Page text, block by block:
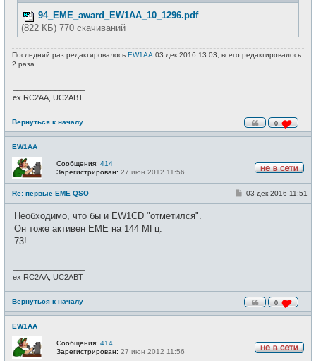
0
94_EME_award_EW1AA_10_1296.pdf
(822 КБ) 770 скачиваний
Последний раз редактировалось EW1AA 03 дек 2016 13:03, всего редактировалось
2 раза.
ex RC2AA, UC2ABT
Вернуться к началу
EW1AA
е
в
с
Сообщения: 414
Зарегистрирован: 27 июн 2012 11:56
Re: первые EME QSO
0
С03 дек 2016 11:51
Необходимо, что бы и EW1CD "отметился".
Он тоже активен EME на 144 МГц.
73!
ex RC2AA, UC2ABT
Вернуться к началу
EW1AA
Сообщения: 414
Зарегистрирован: 27 июн 2012 11:56